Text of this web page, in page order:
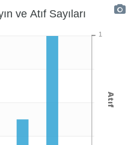
ve Atıf Sayıları
1
Atıf